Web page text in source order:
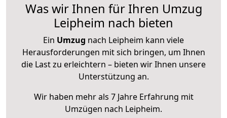
Was wir Ihnen für Ihren Umzug
Leipheim nach bieten
Ein Umzug nach Leipheim kann viele
Herausforderungen mit sich bringen, um Ihnen
die Last zu erleichtern – bieten wir Ihnen unsere
Unterstützung an.
Wir haben mehr als 7 Jahre Erfahrung mit
Umzügen nach Leipheim.